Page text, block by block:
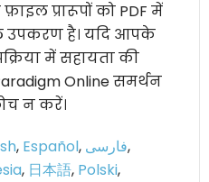
प्रारूपों को PDF में
है। यदि आपके
में सहायता की
Online समर्थन
न करें।
, Español, فارسی,
, 日本語, Polski,